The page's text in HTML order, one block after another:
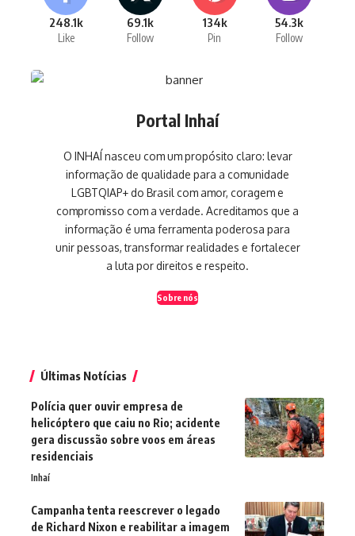
248.1k
Like
69.1k
Follow
134k
Pin
54.3k
Follow
Portal Inhaí
O INHAÍ nasceu com um propósito claro: levar
informação de qualidade para a comunidade
LGBTQIAP+ do Brasil com amor, coragem e
compromisso com a verdade. Acreditamos que a
informação é uma ferramenta poderosa para
unir pessoas, transformar realidades e fortalecer
a luta por direitos e respeito.
Sobre nós
Últimas Notícias
Polícia quer ouvir empresa de
helicóptero que caiu no Rio; acidente
gera discussão sobre voos em áreas
residenciais
Inhaí
Campanha tenta reescrever o legado
de Richard Nixon e reabilitar a imagem